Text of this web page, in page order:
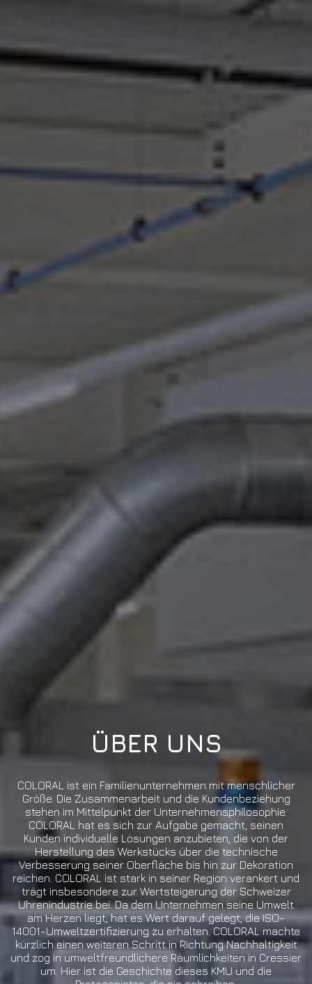
ÜBER UNS
COLORAL ist ein Familienunternehmen mit menschlicher
Größe. Die Zusammenarbeit und die Kundenbeziehung
stehen im Mittelpunkt der Unternehmensphilosophie.
COLORAL hat es sich zur Aufgabe gemacht, seinen
Kunden individuelle Lösungen anzubieten, die von der
Herstellung des Werkstücks über die technische
Verbesserung seiner Oberfläche bis hin zur Dekoration
reichen. COLORAL ist stark in seiner Region verankert und
trägt insbesondere zur Wertsteigerung der Schweizer
Uhrenindustrie bei. Da dem Unternehmen seine Umwelt
am Herzen liegt, hat es Wert darauf gelegt, die ISO-
14001-Umweltzertifizierung zu erhalten. COLORAL machte
kürzlich einen weiteren Schritt in Richtung Nachhaltigkeit
und zog in umweltfreundlichere Räumlichkeiten in Cressier
um. Hier ist die Geschichte dieses KMU und die